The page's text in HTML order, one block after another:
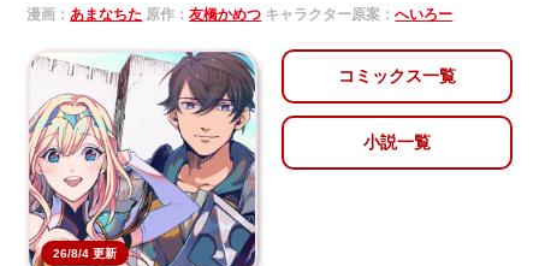
漫画：あまなちた 原作：友橋かめつ キャラクター原案：へいろー
26/8/4 更新
コミックス一覧
小説一覧